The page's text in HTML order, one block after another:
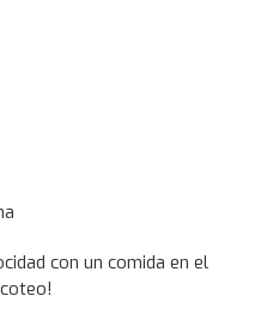
con un comida en el